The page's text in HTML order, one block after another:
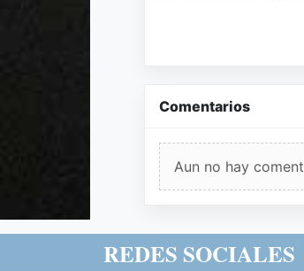
Comentarios
Aun no hay
REDES SOCIALES